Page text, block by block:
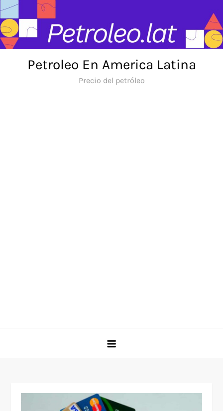
Skip
to
content
Petroleo En America Latina
Precio del petróleo